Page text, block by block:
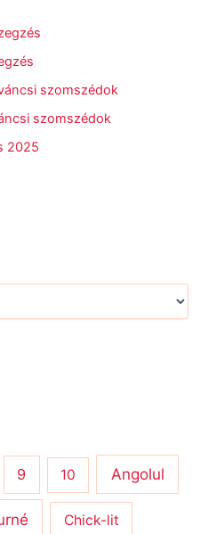
szomszédok
szomszédok
2025
9 10 Angolul
Chick-lit